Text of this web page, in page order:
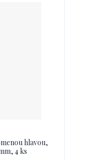
hlavou,
4 ks